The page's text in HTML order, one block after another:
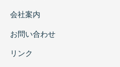
会社案内
お問い合わせ
リンク